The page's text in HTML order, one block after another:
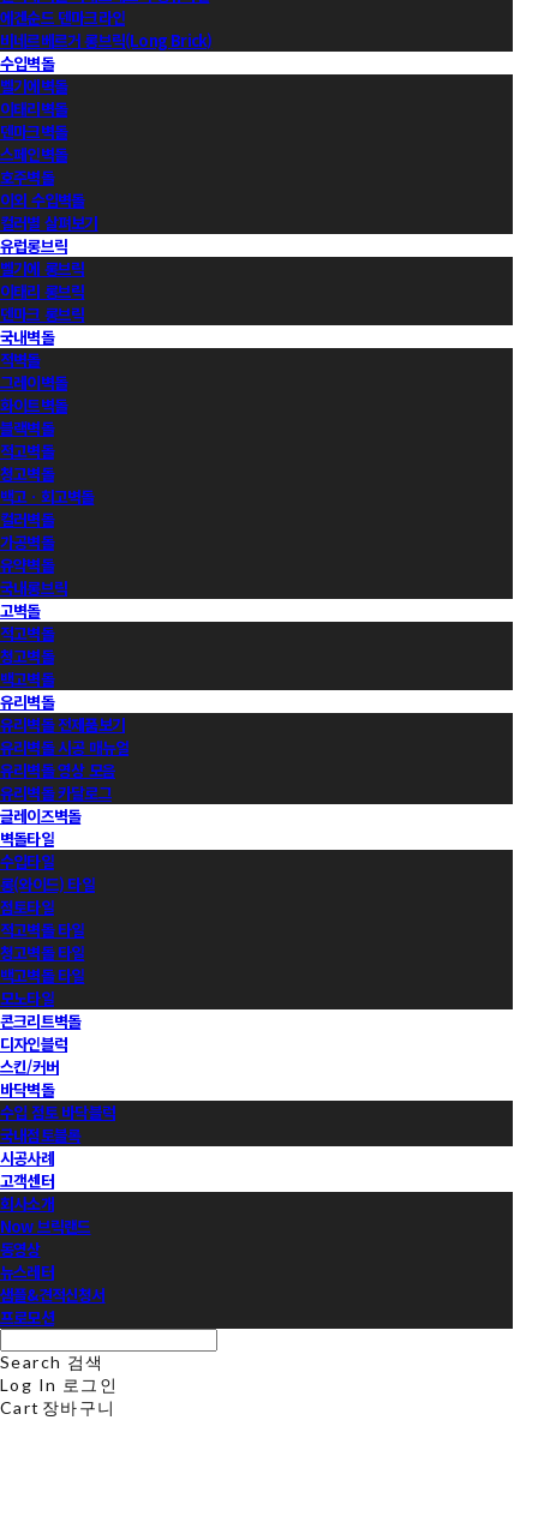
에겐순드 덴마크라인
비네르베르거 롱브릭(Long Brick)
수입벽돌
벨기에벽돌
이태리벽돌
덴마크벽돌
스페인벽돌
호주벽돌
이외 수입벽돌
컬러별 살펴보기
유럽롱브릭
벨기에 롱브릭
이태리 롱브릭
덴마크 롱브릭
국내벽돌
적벽돌
그레이벽돌
화이트벽돌
블랙벽돌
적고벽돌
청고벽돌
백고ㆍ회고벽돌
컬러벽돌
가공벽돌
유약벽돌
국내롱브릭
고벽돌
적고벽돌
청고벽돌
백고벽돌
유리벽돌
유리벽돌 전제품보기
유리벽돌 시공 매뉴얼
유리벽돌 영상 모음
유리벽돌 카달로그
글레이즈벽돌
벽돌타일
수입타일
롱(와이드) 타일
점토타일
적고벽돌 타일
청고벽돌 타일
백고벽돌 타일
모노타일
콘크리트벽돌
디자인블럭
스킨/커버
바닥벽돌
수입 점토 바닥블럭
국내점토블록
시공사례
고객센터
회사소개
Now 브릭랜드
동영상
뉴스레터
샘플&견적신청서
프로모션
Search 검색
Log In 로그인
Cart 장바구니